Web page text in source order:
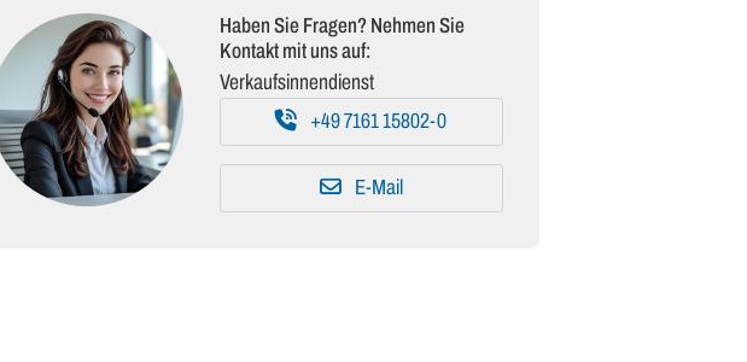
Haben Sie Fragen? Nehmen Sie
Kontakt mit uns auf:
Verkaufsinnendienst
+49 7161 15802-0
E-Mail